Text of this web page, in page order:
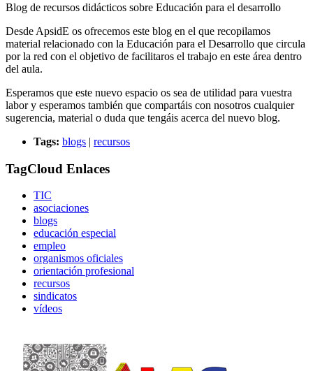
Blog de recursos didácticos sobre Educación para el desarrollo
Desde ApsidE os ofrecemos este blog en el que recopilamos
material relacionado con la Educación para el Desarrollo que circula
por la red con el objetivo de facilitaros el trabajo en este área dentro
del aula.
Esperamos que este nuevo espacio os sea de utilidad para vuestra
labor y esperamos también que compartáis con nosotros cualquier
sugerencia, material o duda que tengáis acerca del nuevo blog.
Tags: blogs | recursos
TagCloud Enlaces
TIC
asociaciones
blogs
educación especial
empleo
organismos oficiales
orientación profesional
recursos
sindicatos
vídeos